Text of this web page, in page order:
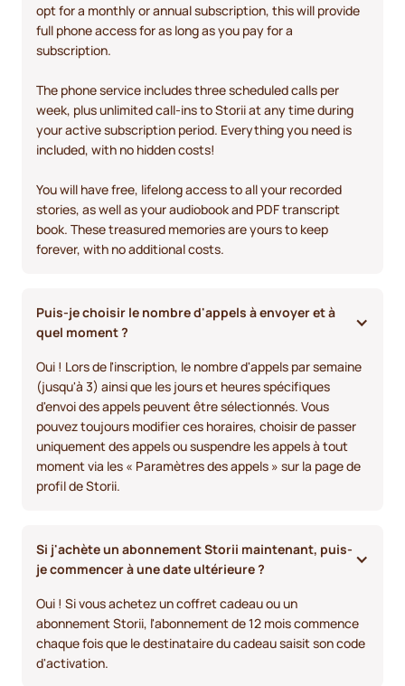
opt for a monthly or annual subscription, this will provide
full phone access for as long as you pay for a
subscription.
The phone service includes three scheduled calls per
week, plus unlimited call-ins to Storii at any time during
your active subscription period. Everything you need is
included, with no hidden costs!
You will have free, lifelong access to all your recorded
stories, as well as your audiobook and PDF transcript
book. These treasured memories are yours to keep
forever, with no additional costs.
Puis-je choisir le nombre d'appels à envoyer et à
quel moment ?
Oui ! Lors de l'inscription, le nombre d'appels par semaine
(jusqu'à 3) ainsi que les jours et heures spécifiques
d'envoi des appels peuvent être sélectionnés. Vous
pouvez toujours modifier ces horaires, choisir de passer
uniquement des appels ou suspendre les appels à tout
moment via les « Paramètres des appels » sur la page de
profil de Storii.
Si j'achète un abonnement Storii maintenant, puis-
je commencer à une date ultérieure ?
Oui ! Si vous achetez un coffret cadeau ou un
abonnement Storii, l'abonnement de 12 mois commence
chaque fois que le destinataire du cadeau saisit son code
d'activation.